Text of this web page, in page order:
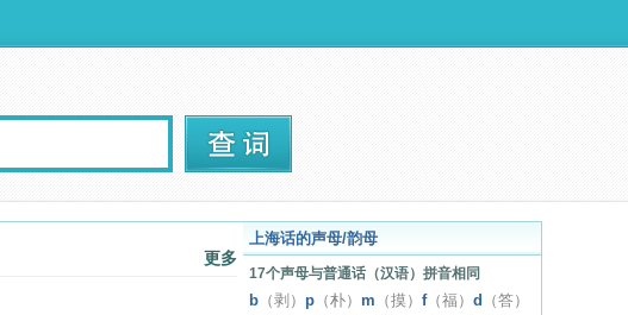
更多
上海话的声母/韵母
17个声母与普通话（汉语）拼音相同
b （剥） p （朴） m （摸） f（福） d
（答）